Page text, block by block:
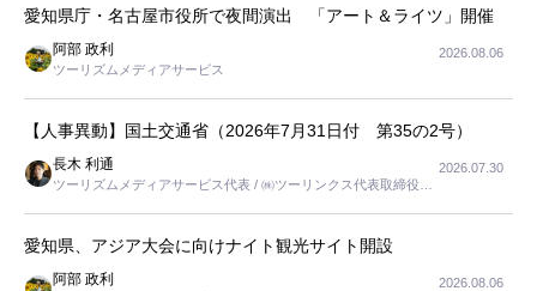
愛知県庁・名古屋市役所で夜間演出 「アート＆ライツ」開催
阿部 政利
ツーリズムメディアサービス
2026.08.06
【人事異動】国土交通省（2026年7月31日付 第35の2号）
長木 利通
ツーリズムメディアサービス代表 / ㈱ツーリンクス代表取締役社
2026.07.30
愛知県、アジア大会に向けナイト観光サイト開設
阿部 政利 2026.08.06